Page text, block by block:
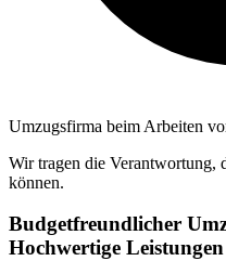
Umzugsfirma beim Arbeiten
Wir tragen die Verantwortung,
können.
Budgetfreundlicher
Hochwertige